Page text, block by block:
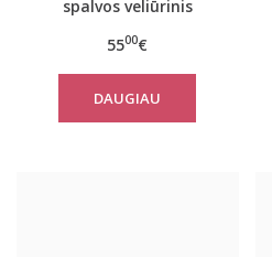
spalvos veliūrinis
5500€
DAUGIAU